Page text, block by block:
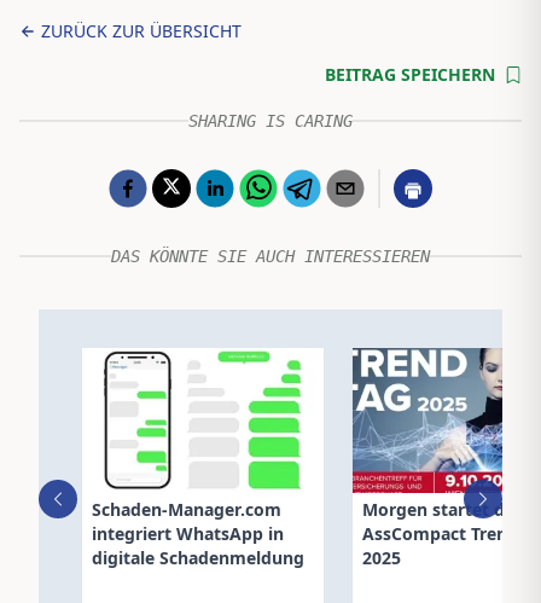
ZURÜCK ZUR ÜBERSICHT
BEITRAG SPEICHERN
SHARING IS CARING
DAS KÖNNTE SIE AUCH INTERESSIEREN
Schaden-Manager.com
integriert WhatsApp in
digitale Schadenmeldung
Morgen startet der
AssCompact
2025